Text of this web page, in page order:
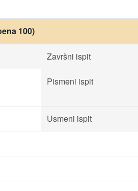
100)
Završni ispit
Pismeni ispit
Usmeni ispit